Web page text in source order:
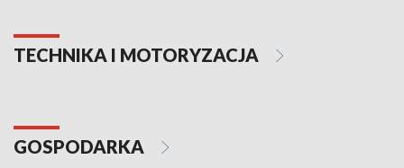
TECHNIKA I MOTORYZACJA
GOSPODARKA